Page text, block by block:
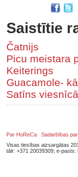
Saistītie
Čatnijs
Picu meistara
Keiterings
Guacamole-
Satīns
Par HoReCa
Sadarbības
Visas tiesības aizsargātas
tālr: +371 20039309; e-pasts: